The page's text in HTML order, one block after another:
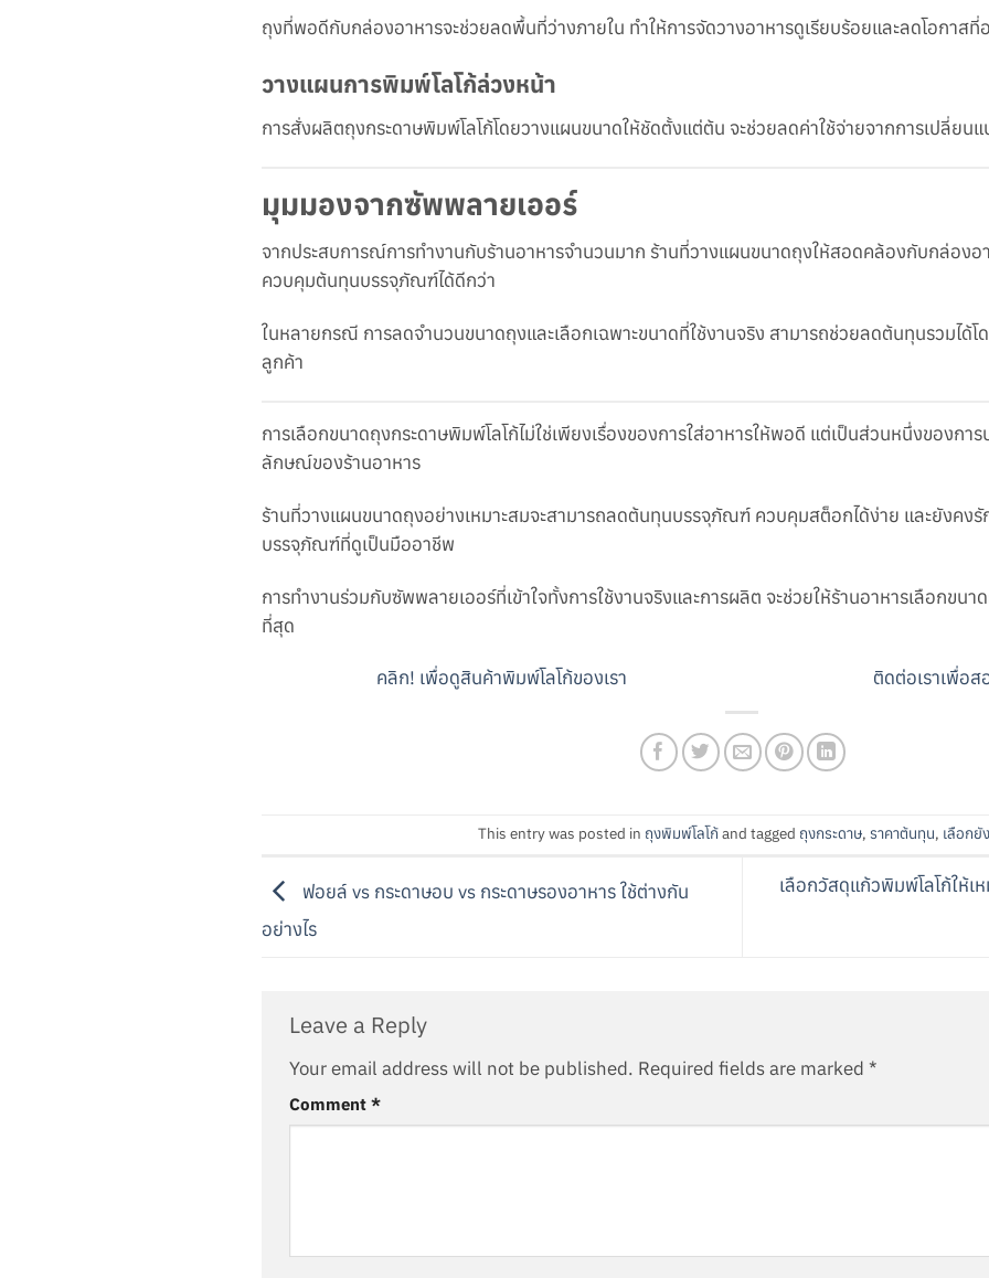
ถุงที่พอดีกับกล่องอาหารจะช่วยลดพื้นที่ว่างภายใน ทำให้การจัดวางอาหารดูเรียบร้อยและลดโอกาสที่
วางแผนการพิมพ์โลโก้ล่วงหน้า
การสั่งผลิตถุงกระดาษพิมพ์โลโก้โดยวางแผนขนาดให้ชัดตั้งแต่ต้น จะช่วยลดค่าใช้จ่ายจากการเปลี่ย
มุมมองจากซัพพลายเออร์
จากประสบการณ์การทำงานกับร้านอาหารจำนวนมาก ร้านที่วางแผนขนาดถุงให้สอดคล้องกับกล่อง
ควบคุมต้นทุนบรรจุภัณฑ์ได้ดีกว่า
ในหลายกรณี การลดจำนวนขนาดถุงและเลือกเฉพาะขนาดที่ใช้งานจริง สามารถช่วยลดต้นทุนรวมได้
ลูกค้า
การเลือกขนาดถุงกระดาษพิมพ์โลโก้ไม่ใช่เพียงเรื่องของการใส่อาหารให้พอดี แต่เป็นส่วนหนึ่งของกา
ลักษณ์ของร้านอาหาร
ร้านที่วางแผนขนาดถุงอย่างเหมาะสมจะสามารถลดต้นทุนบรรจุภัณฑ์ ควบคุมสต็อกได้ง่าย และยังค
บรรจุภัณฑ์ที่ดูเป็นมืออาชีพ
การทำงานร่วมกับซัพพลายเออร์ที่เข้าใจทั้งการใช้งานจริงและการผลิต จะช่วยให้ร้านอาหารเลือกขนา
ที่สุด
คลิก! เพื่อดูสินค้าพิมพ์โลโก้ของเรา ติดต่อเราเพื่อส
This entry was posted in ถุงพิมพ์โลโก้and tagged ถุงกระดาษ, ราคาต้นทุน, เลือกยั
ฟอยล์ vs กระดาษอบ vs กระดาษรองอาหาร ใช้ต่างกัน
อย่างไร
เลือกวัสดุแก้วพิมพ์โลโก้ให้เ
Leave a Reply
Your email address will not be published. Required fields are marked *
Comment *